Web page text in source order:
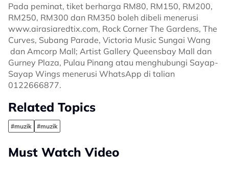
Pada peminat, tiket berharga RM80, RM150, RM200,
RM250, RM300 dan RM350 boleh dibeli menerusi
www.airasiaredtix.com, Rock Corner The Gardens, The
Curves, Subang Parade, Victoria Music Sungai Wang
dan Amcorp Mall; Artist Gallery Queensbay Mall dan
Gurney Plaza, Pulau Pinang atau menghubungi Sayap-
Sayap Wings menerusi WhatsApp di talian
0122666877.
Related Topics
#muzik #muzik
Must Watch Video